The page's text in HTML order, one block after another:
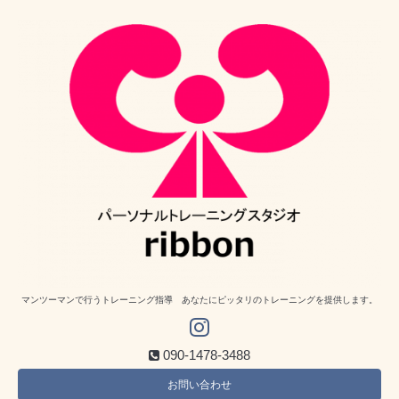
マンツーマンで行うトレーニング指導 あなたにピッタリのトレーニングを提供します。
090-1478-3488
お問い合わせ